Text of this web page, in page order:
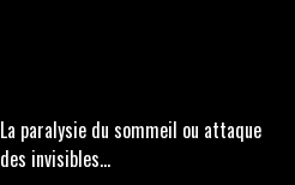
La paralysie du sommeil ou attaque
des invisibles...